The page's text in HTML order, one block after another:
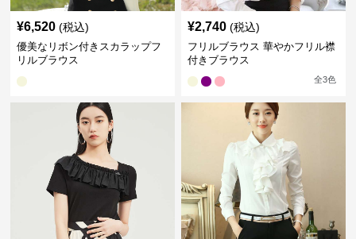
¥6,520 (税込)
優美なリボン付きスカラップフ
リルブラウス
¥2,740 (税込)
フリルブラウス 華やかフリル襟
付きブラウス
全3色